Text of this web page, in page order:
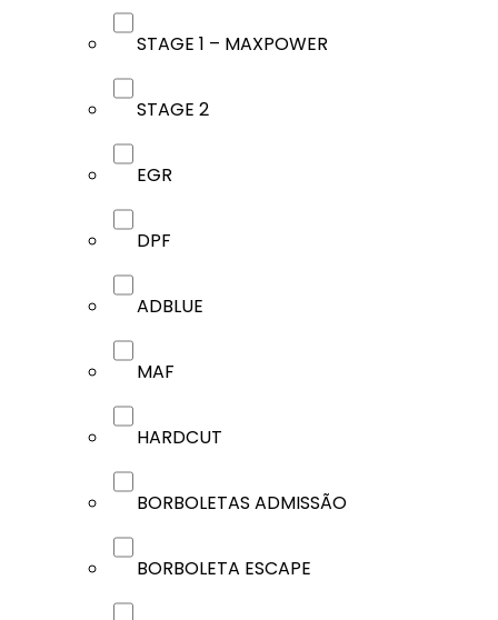
STAGE 1 – MAXPOWER
STAGE 2
EGR
DPF
ADBLUE
MAF
HARDCUT
BORBOLETAS ADMISSÃO
BORBOLETA ESCAPE